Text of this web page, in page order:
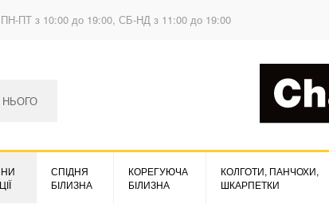
ПН-ПТ з 10:00 до 19:00, СБ-НД з 11:00 до 19:00
СПІДНЯ
БІЛИЗНА
КОРЕГУЮЧА
БІЛИЗНА
КОЛГОТИ, ПАНЧОХИ,
ШКАРПЕТКИ